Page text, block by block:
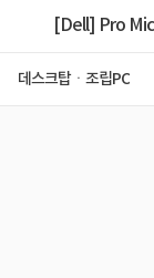
[Dell] Pro
데스크탑ㆍ조립PC